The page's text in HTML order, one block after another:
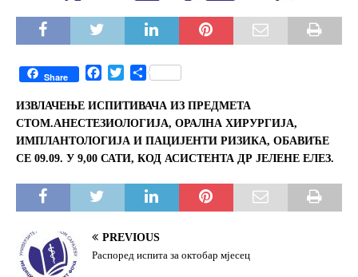
Share
c
e
b
o
k
i
t
t
e
S
a
r
e
ИЗВЛАЧЕЊЕ ИСПИТИВАЧА ИЗ ПРЕДМЕТА
СТОМ.АНЕСТЕЗИОЛОГИЈА, ОРАЛНА ХИРУРГИЈА,
ИМПЛАНТОЛОГИЈА И ПАЦИЈЕНТИ РИЗИКА, ОБАВИЋЕ
СЕ 09.09. У 9,00 САТИ, КОД АСИСТЕНТА ДР ЈЕЛЕНЕ ЕЛЕЗ.
PREVIOUS
Распоред испита за октобар мјесец